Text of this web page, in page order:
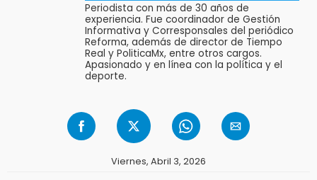
Periodista con más de 30 años de
experiencia. Fue coordinador de Gestión
Informativa y Corresponsales del periódico
Reforma, además de director de Tiempo
Real y PoliticaMx, entre otros cargos.
Apasionado y en línea con la política y el
deporte.
Viernes, Abril 3, 2026